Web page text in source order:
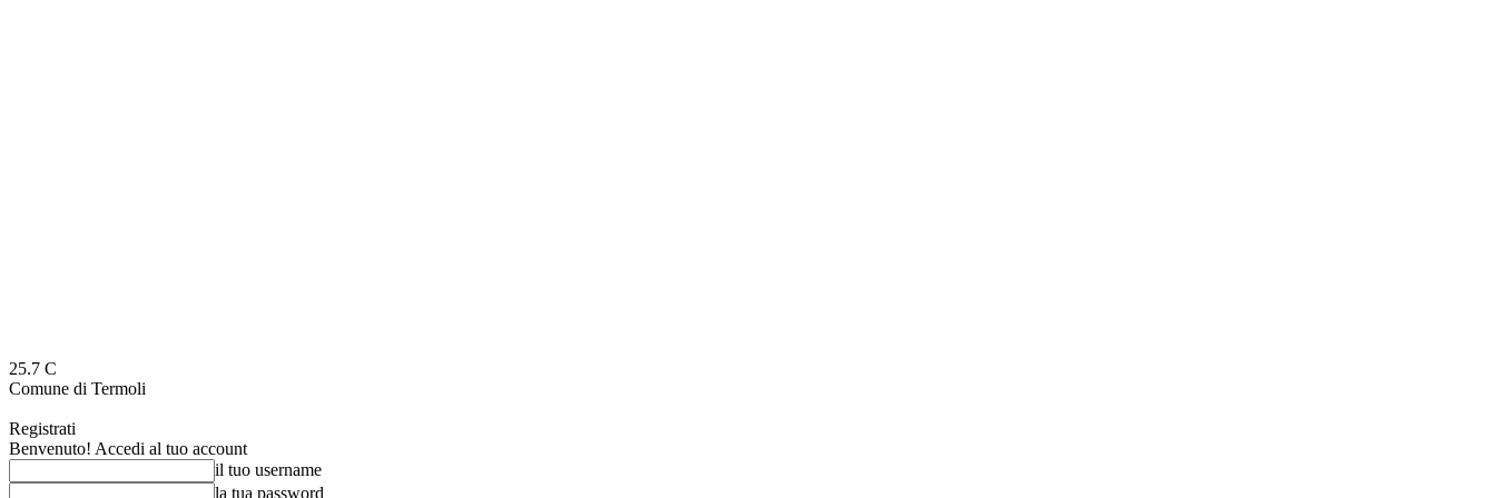
25.7 C
Comune di Termoli
Registrati
Benvenuto! Accedi al tuo account
il tuo username
la tua password